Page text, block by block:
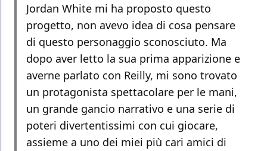
Jordan White mi ha proposto questo
progetto, non avevo idea di cosa pensare
di questo personaggio sconosciuto. Ma
dopo aver letto la sua prima apparizione e
averne parlato con Reilly, mi sono trovato
un protagonista spettacolare per le mani,
un grande gancio narrativo e una serie di
poteri divertentissimi con cui giocare,
assieme a uno dei miei più cari amici di